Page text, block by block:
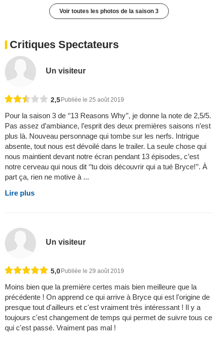
Voir toutes les photos de la saison 3
Critiques Spectateurs
Un visiteur
2,5Publiée le 25 août 2019
Pour la saison 3 de ‘’13 Reasons Why’’, je donne la note de 2,5/5.
Pas assez d’ambiance, l’esprit des deux premières saisons n’est
plus là. Nouveau personnage qui tombe sur les nerfs. Intrigue
absente, tout nous est dévoilé dans le trailer. La seule chose qui
nous maintient devant notre écran pendant 13 épisodes, c’est
notre cerveau qui nous dit ‘’tu dois découvrir qui a tué Bryce!’’. À
part ça, rien ne motive à ...
Lire plus
Un visiteur
5,0Publiée le 29 août 2019
Moins bien que la première certes mais bien meilleure que la
précédente ! On apprend ce qui arrive à Bryce qui est l'origine de
presque tout d'ailleurs et c'est vraiment très intéressant ! Il y a
toujours c'est changement de temps qui permet de suivre tous ce
qui c'est passé. Vraiment pas mal !